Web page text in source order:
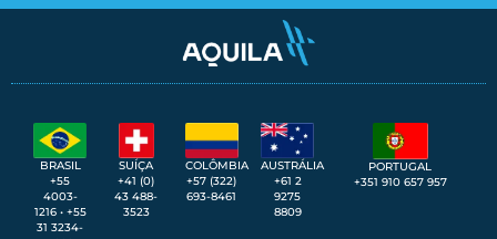
BRASIL
+55
4003-
1216 • +55
31 3234-
SUÍÇA
+41 (0)
43 488-
3523
COLÔMBIA
+57 (322)
693-8461
AUSTRÁLIA
+61 2
9275
8809
PORTUGAL
+351 910 657 957